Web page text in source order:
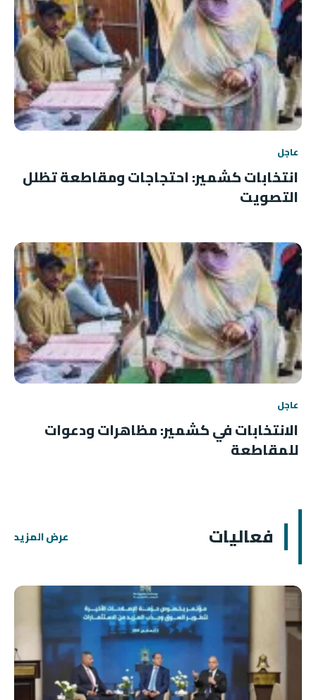
عاجل
انتخابات كشمير: احتجاجات ومقاطعة تظلل
التصويت
عاجل
الانتخابات في كشمير: مظاهرات ودعوات
للمقاطعة
فعاليات عرض المزيد